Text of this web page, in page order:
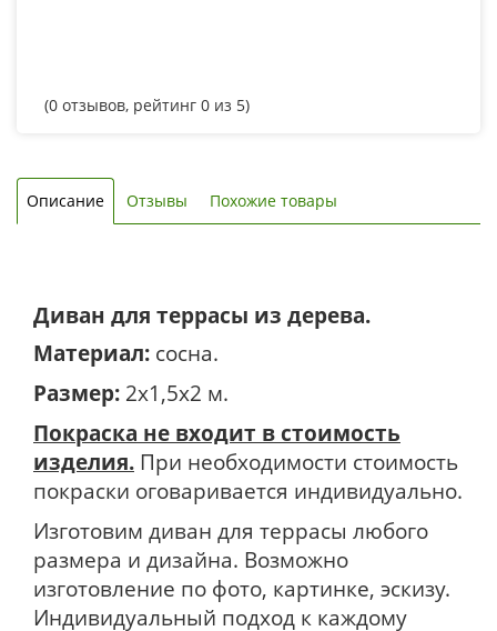
(0 отзывов, рейтинг 0 из 5)
Описание Отзывы Похожие товары
Диван для террасы из дерева.
Материал: сосна.
Размер: 2х1,5х2 м.
Покраска не входит в стоимость
изделия. При необходимости стоимость
покраски оговаривается индивидуально.
Изготовим диван для террасы любого
размера и дизайна. Возможно
изготовление по фото, картинке, эскизу.
Индивидуальный подход к каждому